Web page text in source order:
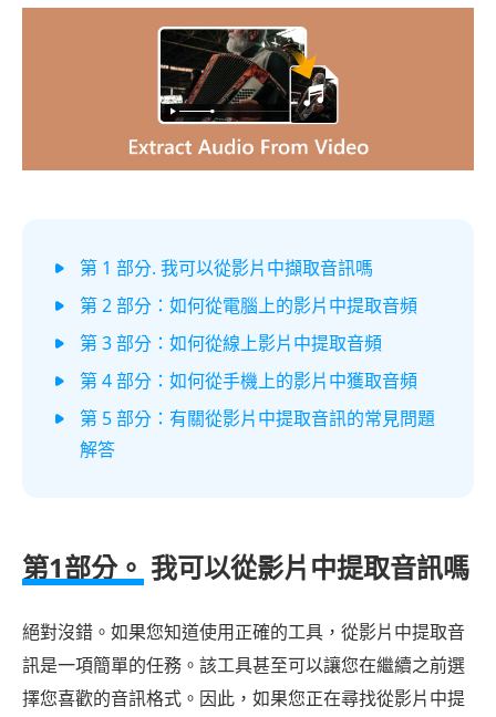
第 1 部分. 我可以從影片中擷取音訊嗎
第 2 部分：如何從電腦上的影片中提取音頻
第 3 部分：如何從線上影片中提取音頻
第 4 部分：如何從手機上的影片中獲取音頻
第 5 部分：有關從影片中提取音訊的常見問題
解答
第1部分。 我可以從影片中提取音訊嗎
絕對沒錯。如果您知道使用正確的工具，從影片中提取音
訊是一項簡單的任務。該工具甚至可以讓您在繼續之前選
擇您喜歡的音訊格式。因此，如果您正在尋找從影片中提